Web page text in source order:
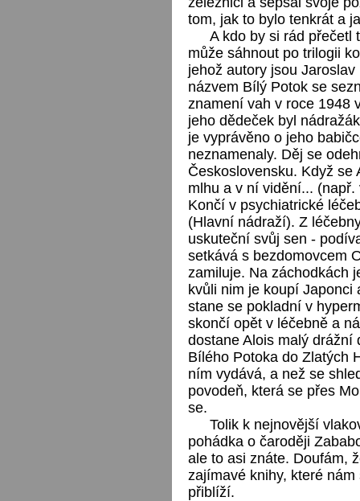
tom, jak to bylo tenkrát a
A kdo by si rád přečetl
může sáhnout po trilogii
jehož autory jsou
názvem Bílý Potok se
znamení vah v roce 1948
jeho dědeček byl
je vyprávěno o jeho
neznamenaly. Děj se
Československu. Když
mlhu a v ní vidění...
Končí v psychiatrické
(Hlavní nádraží). Z
uskuteční svůj sen -
setkává s bezdomovcem
zamiluje. Na záchodkách
kvůli nim je koupí Japonci
stane se pokladní v
skončí opět v léčebně a
dostane Alois malý drážní
Bílého Potoka do Zlatých
ním vydává, a než se
povodeň, která se přes
se.
Tolik k nejnovější
pohádka o čaroději
ale to asi znáte. Doufám,
zajímavé knihy, které
přiblíží.